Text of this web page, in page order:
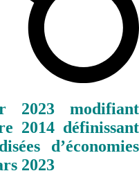
2023 modifiant
2014 définissant
d’économies
2023